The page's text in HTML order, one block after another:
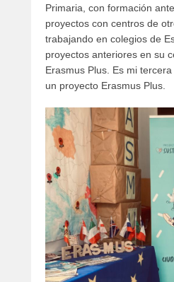
o
e
l
s
e
p
i
e
r
e
2
9
,
2
0
Primaria, con formación
proyectos con centros de
trabajando en colegios de
proyectos anteriores en su
Erasmus Plus. Es mi
un proyecto Erasmus Plus.